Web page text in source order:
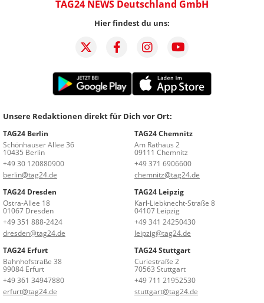
TAG24 NEWS Deutschland GmbH
Hier findest du uns:
Unsere Redaktionen direkt für Dich vor Ort:
TAG24 Berlin
Schönhauser Allee 36
10435 Berlin
+49 30 120880900
berlin@tag24.de
TAG24 Chemnitz
Am Rathaus 2
09111 Chemnitz
+49 371 6906600
chemnitz@tag24.de
TAG24 Dresden
Ostra-Allee 18
01067 Dresden
+49 351 888-2424
dresden@tag24.de
TAG24 Leipzig
Karl-Liebknecht-Straße 8
04107 Leipzig
+49 341 24250430
leipzig@tag24.de
TAG24 Erfurt
Bahnhofstraße 38
99084 Erfurt
+49 361 34947880
erfurt@tag24.de
TAG24 Stuttgart
Curiestraße 2
70563 Stuttgart
+49 711 21952530
stuttgart@tag24.de